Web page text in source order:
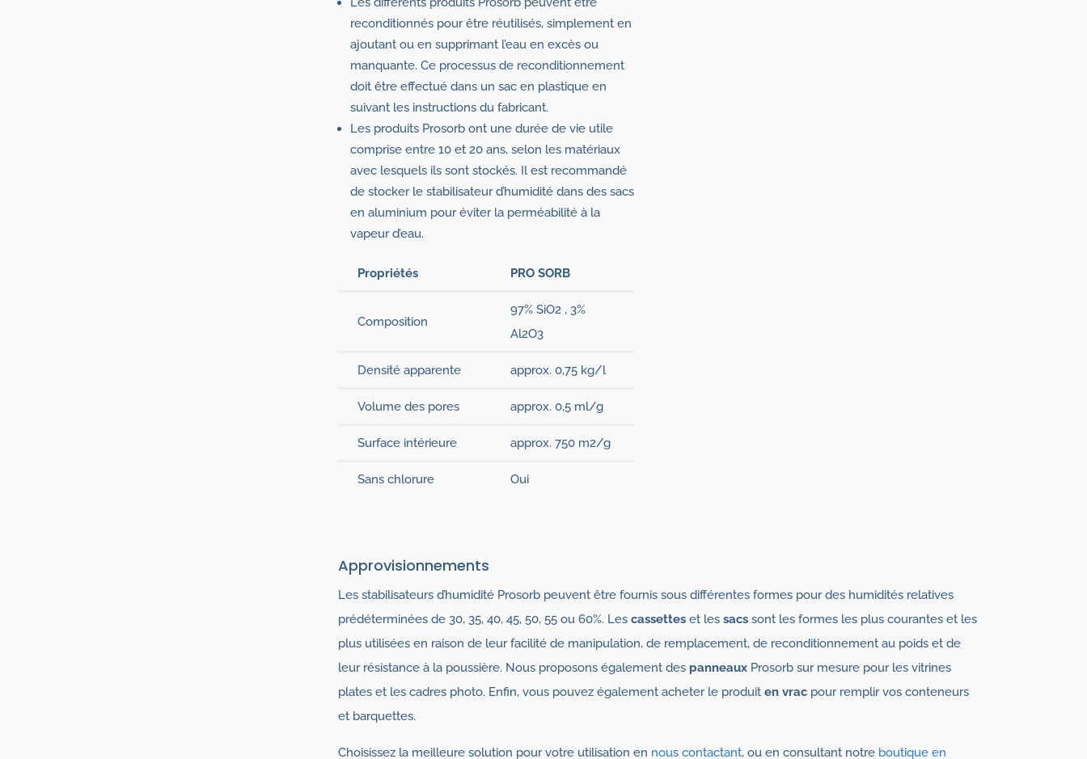
reconditionnés pour être réutilisés, simplement en
ajoutant ou en supprimant l’eau en excès ou
manquante. Ce processus de reconditionnement
doit être effectué dans un sac en plastique en
suivant les instructions du fabricant.
Les produits Prosorb ont une durée de vie utile
comprise entre 10 et 20 ans, selon les matériaux
avec lesquels ils sont stockés. Il est recommandé
de stocker le stabilisateur d’humidité dans des sacs
en aluminium pour éviter la perméabilité à la
vapeur d’eau.
Propriétés PRO SORB
Composition
97% SiO2 , 3%
Al2O3
Densité apparente approx. 0,75 kg/l
Volume des pores approx. 0,5 ml/g
Surface intérieure approx. 750 m2/g
Sans chlorure Oui
Approvisionnements
Les stabilisateurs d’humidité Prosorb peuvent être fournis sous différentes formes pour des humidités relatives
prédéterminées de 30, 35, 40, 45, 50, 55 ou 60%. Les cassettes et les sacs sont les formes les plus courantes et les
plus utilisées en raison de leur facilité de manipulation, de remplacement, de reconditionnement au poids et de
leur résistance à la poussière. Nous proposons également des panneauxProsorb sur mesure pour les vitrines
plates et les cadres photo. Enfin, vous pouvez également acheter le produiten vracpour remplir vos conteneurs
et barquettes.
Choisissez la meilleure solution pour votre utilisation en nous contactant, ou en consultant notre boutique en